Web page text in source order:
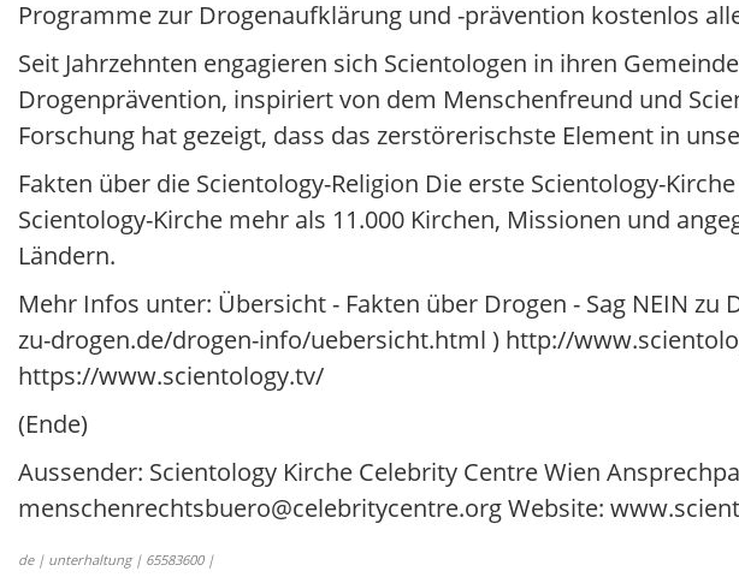
Programme zur Drogenaufklärung und -prävention kostenlos
Seit Jahrzehnten engagieren sich Scientologen in ihren
Drogenprävention, inspiriert von dem Menschenfreund und
Forschung hat gezeigt, dass das zerstörerischste Element in
Fakten über die Scientology-Religion Die erste Scientology-
Scientology-Kirche mehr als 11.000 Kirchen, Missionen und
Ländern.
Mehr Infos unter: Übersicht - Fakten über Drogen - Sag NEIN
zu-drogen.de/drogen-info/uebersicht.html ) http://
https://www.scientology.tv/
(Ende)
Aussender: Scientology Kirche Celebrity Centre Wien
menschenrechtsbuero@celebritycentre.org Website:
de | unterhaltung | 65583600 |